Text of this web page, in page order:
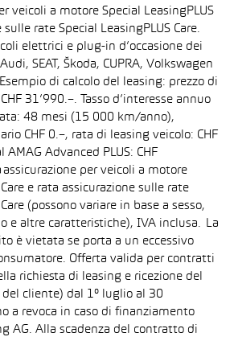
veicoli a motore Special LeasingPLUS
sulle rate Special LeasingPLUS Care.
elettrici e plug-in d’occasione dei
SEAT, Škoda, CUPRA, Volkswagen
di calcolo del leasing: prezzo di
31’990.–. Tasso d’interesse annuo
48 mesi (15 000 km/anno),
CHF 0.–, rata di leasing veicolo: CHF
Advanced PLUS: CHF
per veicoli a motore
e rata assicurazione sulle rate
(possono variare in base a sesso,
e altre caratteristiche), IVA inclusa. La
è vietata se porta a un eccessivo
Offerta valida per contratti
richiesta di leasing e ricezione del
cliente) dal 1° luglio al 30
a revoca in caso di finanziamento
AG. Alla scadenza del contratto di